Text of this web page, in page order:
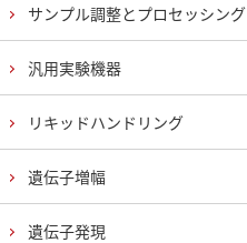
サンプル調整とプロセッシング
汎用実験機器
リキッドハンドリング
遺伝子増幅
遺伝子発現